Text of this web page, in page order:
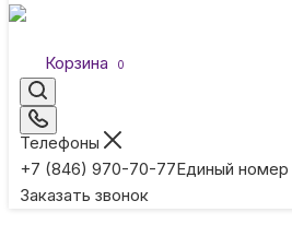
Корзина 0
Телефоны
+7 (846) 970-70-77Единый номер
Заказать звонок